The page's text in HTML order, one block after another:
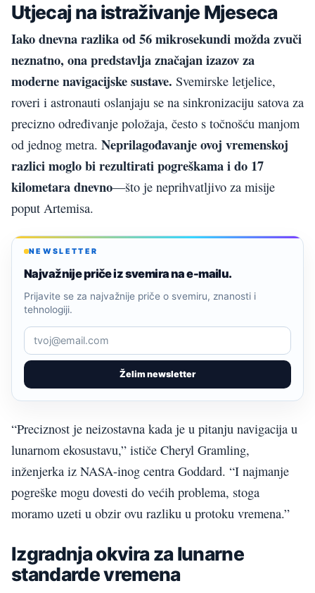
Utjecaj na istraživanje Mjeseca
Iako dnevna razlika od 56 mikrosekundi možda zvuči
neznatno, ona predstavlja značajan izazov za
moderne navigacijske sustave. Svemirske letjelice,
roveri i astronauti oslanjaju se na sinkronizaciju satova za
precizno određivanje položaja, često s točnošću manjom
od jednog metra. Neprilagođavanje ovoj vremenskoj
razlici moglo bi rezultirati pogreškama i do 17
kilometara dnevno—što je neprihvatljivo za misije
poput Artemisa.
NEWSLETTER
Najvažnije priče iz svemira na e-mailu.
Želim newsletter
Prijavite se za najvažnije priče o svemiru, znanosti i
tehnologiji.
“Preciznost je neizostavna kada je u pitanju navigacija u
lunarnom ekosustavu,” ističe Cheryl Gramling,
inženjerka iz NASA-inog centra Goddard. “I najmanje
pogreške mogu dovesti do većih problema, stoga
moramo uzeti u obzir ovu razliku u protoku vremena.”
Izgradnja okvira za lunarne
standarde vremena